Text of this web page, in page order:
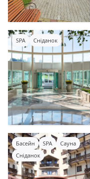
SPA Сніданок
Басейн SPA
Сауна
Сніданок